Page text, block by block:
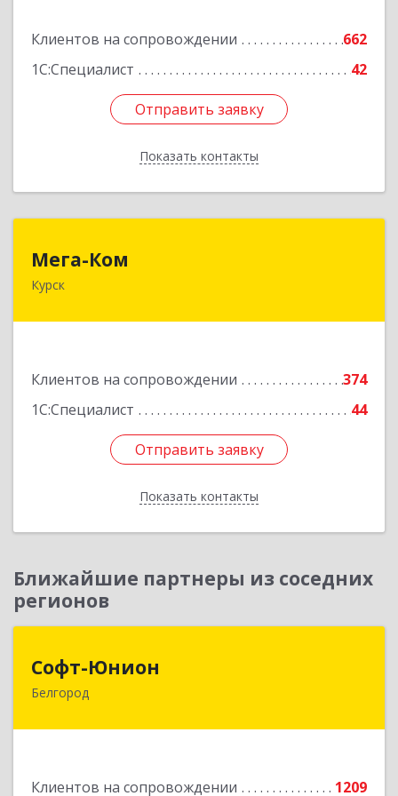
Клиентов на сопровождении
662
1С:Специалист
42
Отправить заявку
Показать контакты
Отправить заявку
Назад
Мега-Ком
Курск
Клиентов на сопровождении
374
1С:Специалист
44
Отправить заявку
Показать контакты
305001, Курская обл, Курск г, Красной Армии ул,
Отправить заявку
Назад
Ближайшие партнеры из соседних
регионов
Софт-Юнион
Белгород
Клиентов на сопровождении 1209
308014, Белгородская обл, Белгород г, Садовая